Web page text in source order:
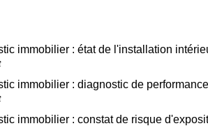
immobilier : état de l'installation
immobilier : diagnostic de
immobilier : constat de risque